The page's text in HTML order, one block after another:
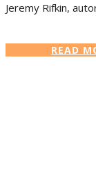
Jeremy Rifkin,
READ